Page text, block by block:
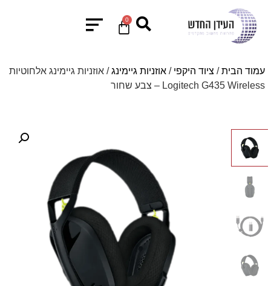
0
עמוד הבית/ ציוד היקפי / אוזניות גיימינג/ אוזניות גיימינג אלחוטיות
Logitech G435 Wireless – צבע שחור